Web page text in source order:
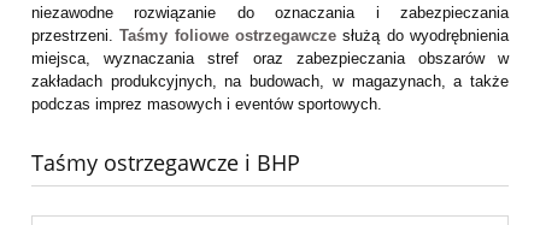
niezawodne rozwiązanie do oznaczania i zabezpieczania
przestrzeni.Taśmy foliowe ostrzegawcze służą do wyodrębnienia
miejsca, wyznaczania stref oraz zabezpieczania obszarów w
zakładach produkcyjnych, na budowach, w magazynach, a także
podczas imprez masowych i eventów sportowych.
Taśmy ostrzegawcze i BHP